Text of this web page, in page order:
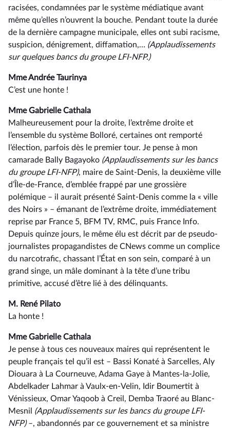
racisées, condamnées par le système médiatique avant
même qu’elles n’ouvrent la bouche. Pendant toute la durée
de la dernière campagne municipale, elles ont subi racisme,
suspicion, dénigrement, diffamation,… (Applaudissements
sur quelques bancs du groupe LFI-NFP.)
Mme Andrée Taurinya
C’est une honte !
Mme Gabrielle Cathala
Malheureusement pour la droite, l’extrême droite et
l’ensemble du système Bolloré, certaines ont remporté
l’élection, parfois dès le premier tour. Je pense à mon
camarade Bally Bagayoko (Applaudissements sur les bancs
du groupe LFI-NFP), maire de Saint-Denis, la deuxième ville
d’Île-de-France, d’emblée frappé par une grossière
polémique –⁠ il aurait présenté Saint-Denis comme la « ville
des Noirs » – émanant de l’extrême droite, immédiatement
reprise par France 5, BFM TV, RMC, puis France Info.
Depuis quinze jours, le même élu est décrit par de pseudo-
journalistes propagandistes de CNews comme un complice
du narcotrafic, chassant l’État en son sein, comparé à un
grand singe, un mâle dominant à la tête d’une tribu
primitive, accusé d’être lié à des délinquants.
M. René Pilato
La honte !
Mme Gabrielle Cathala
Je pense à tous ces nouveaux maires qui représentent le
peuple français tel qu’il est –⁠ Bassi Konaté à Sarcelles, Aly
Diouara à La Courneuve, Adama Gaye à Mantes-la-Jolie,
Abdelkader Lahmar à Vaulx-en-Velin, Idir Boumertit à
Vénissieux, Omar Yaqoob à Creil, Demba Traoré au Blanc-
Mesnil
(Applaudissements sur les bancs du groupe LFI-
NFP)–, abandonnés par ce gouvernement et sa ministre